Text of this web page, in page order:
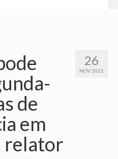
26
NOV 2021
de
em
relator